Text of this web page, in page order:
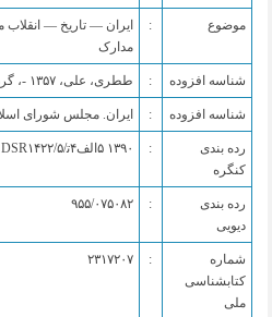
‏موضوع :
مدارک
‏شناسه افزوده : ططری، علی، ۱۳۵۷ -، گردآورنده
‏شناسه افزوده : ایران. مجلس شورای
‏رده بندی
کنگره
:
‏رده بندی
دیویی
: ‏‫‬‭۹۵۵/۰۷۵۰۸۲
‏شماره
کتابشناسی
ملی
: ‎۲‎۳‎۱‎۷‎۲‎۰‎۷